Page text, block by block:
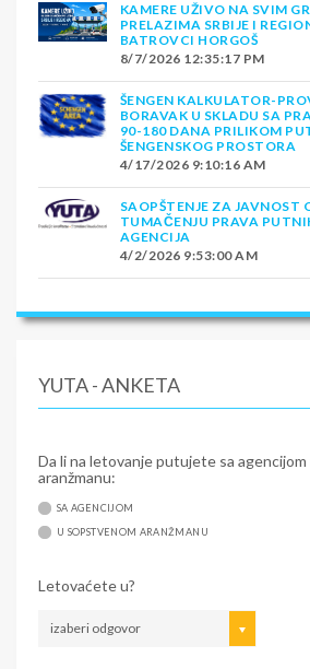
KAMERE UŽIVO NA SVIM
PRELAZIMA SRBIJE I
BATROVCI HORGOŠ
8/7/2026 12:35:17 PM
ŠENGEN KALKULATOR-
BORAVAK U SKLADU SA
90-180 DANA PRILIKOM
ŠENGENSKOG PROSTORA
4/17/2026 9:10:16 AM
SAOPŠTENJE ZA JAVNOST
TUMAČENJU PRAVA
AGENCIJA
4/2/2026 9:53:00 AM
YUTA - ANKETA
Da li na letovanje putujete sa
aranžmanu:
SA AGENCIJOM
U SOPSTVENOM ARANŽMANU
Letovaćete u?
izaberi odgovor